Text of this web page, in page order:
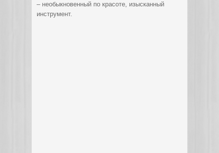
– необыкновенный по красоте, изысканный
инструмент.